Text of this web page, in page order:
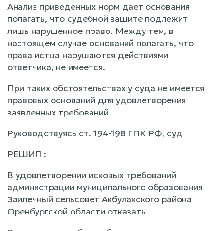
Анализ приведенных норм дает основания
полагать, что судебной защите подлежит
лишь нарушенное право. Между тем, в
настоящем случае оснований полагать, что
права истца нарушаются действиями
ответчика, не имеется.
При таких обстоятельствах у суда не имеется
правовых оснований для удовлетворения
заявленных требований.
Руководствуясь ст. 194-198 ГПК РФ, суд
РЕШИЛ :
В удовлетворении исковых требований
администрации муниципального образования
Заилечный сельсовет Акбулакского района
Оренбургской области отказать.